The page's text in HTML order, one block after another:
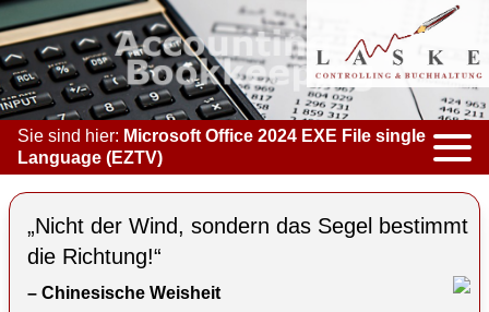
Sie sind hier: Microsoft Office 2024 EXE File single
Language (EZTV)
KOMPETENZEN
ACCOUNTING & BOOKKEEPING
CONTROLLING
„Nicht der Wind, sondern das Segel bestimmt
die Richtung!“
– Chinesische Weisheit